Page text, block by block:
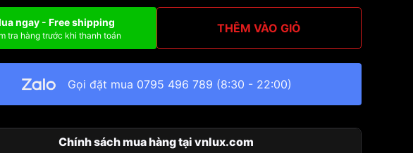
ngay - Free shipping
tra hàng trước khi thanh toán THÊM VÀO GIỎ
Gọi đặt mua 0795 496 789 (8:30 - 22:00)
Chính sách mua hàng tại vnlux.com